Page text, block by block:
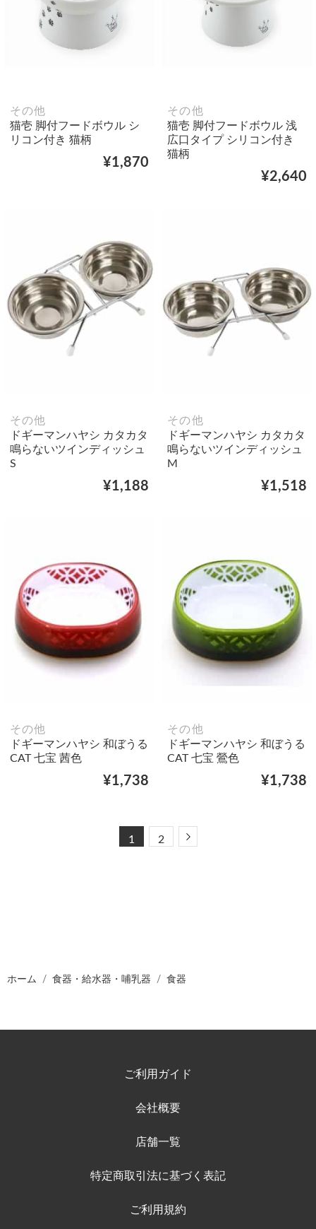
その他
猫壱 脚付フードボウル シ
リコン付き 猫柄
¥1,870
その他
猫壱 脚付フードボウル 浅
広口タイプ シリコン付き
猫柄
¥2,640
その他
ドギーマンハヤシ カタカタ
鳴らないツインディッシュ
S
¥1,188
その他
ドギーマンハヤシ カタカタ
鳴らないツインディッシュ
M
¥1,518
その他
ドギーマンハヤシ 和ぼうる
CAT 七宝 茜色
¥1,738
その他
ドギーマンハヤシ 和ぼうる
CAT 七宝 鶯色
¥1,738
1 2 Next
ホーム 食器・給水器・哺乳器 食器
ご利用ガイド
会社概要
店舗一覧
特定商取引法に基づく表記
ご利用規約